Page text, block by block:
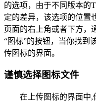
的选项，由于不同版本的
定的差异，该选项的位置
页面的右上角或者下方，
“图标”的按钮，当你找到
传图标的界面。
谨慎选择图标文件
在上传图标的界面中,